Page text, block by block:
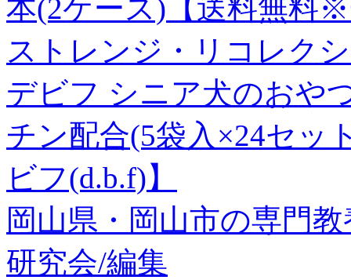
本(2ケース)【送料無料
ストレンジ・リコレク
デビフ シニア犬のおや
チン配合(5袋入×24セッ
ビフ(d.b.f)】
岡山県・岡山市の専門
研究会/編集